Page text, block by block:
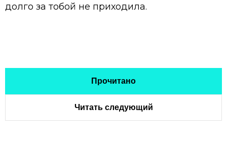
долго за тобой не приходила.
Прочитано
Читать следующий